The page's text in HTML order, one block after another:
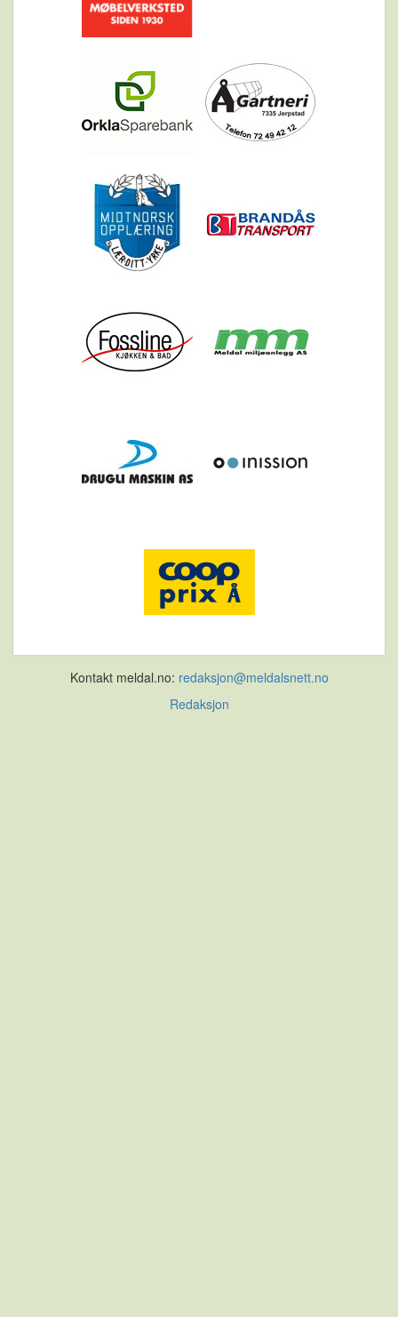
Kontakt meldal.no: redaksjon@meldalsnett.no
Redaksjon